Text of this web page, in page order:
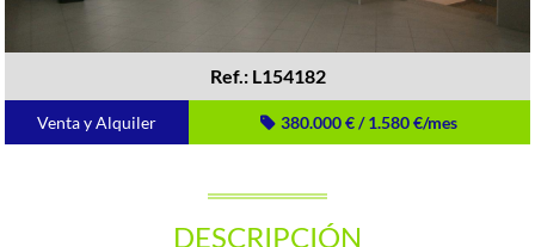
Ref.: L154182
Venta y Alquiler 380.000 € / 1.580 €/mes
DESCRIPCIÓN